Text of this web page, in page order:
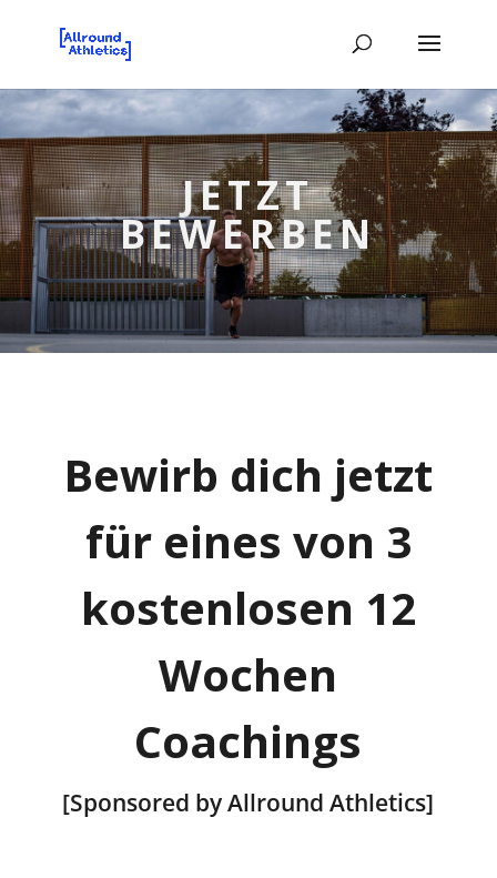
JETZT
BEWERBEN
Bewirb dich jetzt
für eines von 3
kostenlosen 12
Wochen
Coachings
[Sponsored by Allround Athletics]